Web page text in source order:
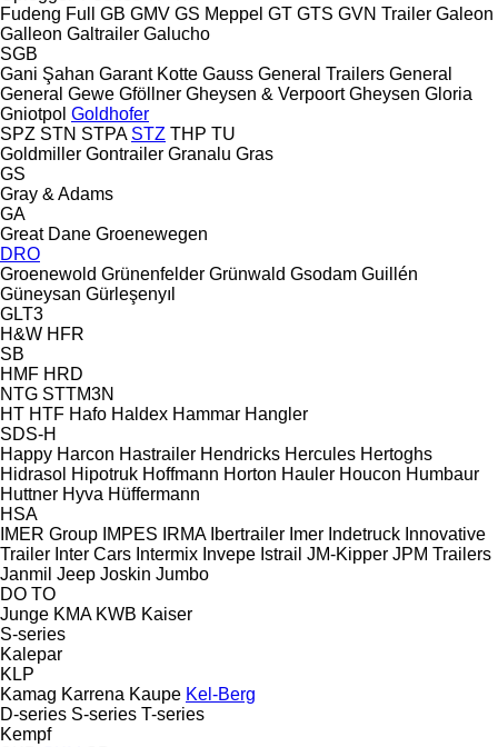
Fudeng Full GB GMV GS Meppel GT GTS GVN Trailer Galeon
Galleon Galtrailer Galucho
SGB
Gani Şahan Garant Kotte Gauss General Trailers General
General Gewe Gföllner Gheysen & Verpoort Gheysen Gloria
Gniotpol Goldhofer
SPZ STN STPA STZ THP TU
Goldmiller Gontrailer Granalu Gras
GS
Gray & Adams
GA
Great Dane Groenewegen
DRO
Groenewold Grünenfelder Grünwald Gsodam Guillén
Güneysan Gürleşenyıl
GLT3
H&W HFR
SB
HMF HRD
NTG STTM3N
HT HTF Hafo Haldex Hammar Hangler
SDS-H
Happy Harcon Hastrailer Hendricks Hercules Hertoghs
Hidrasol Hipotruk Hoffmann Horton Hauler Houcon Humbaur
Huttner Hyva Hüffermann
HSA
IMER Group IMPES IRMA Ibertrailer Imer Indetruck Innovative
Trailer Inter Cars Intermix Invepe Istrail JM-Kipper JPM Trailers
Janmil Jeep Joskin Jumbo
DO TO
Junge KMA KWB Kaiser
S-series
Kalepar
KLP
Kamag Karrena Kaupe Kel-Berg
D-series S-series T-series
Kempf